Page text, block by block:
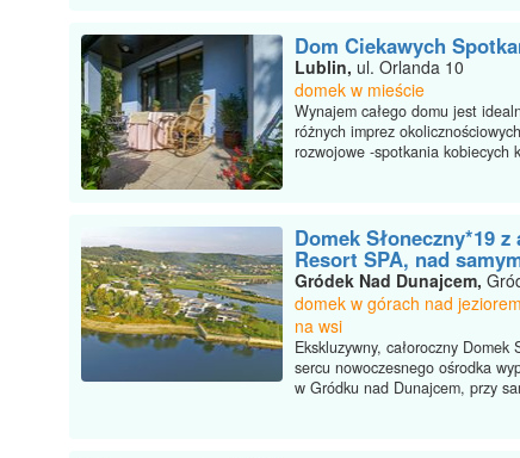
Dom Ciekawych
Lublin, ul. Orlanda 10
domek w mieście
Wynajem całego domu jest
różnych imprez
rozwojowe -spotkania kobiecych
Domek Słoneczny*19
Resort SPA, nad
Gródek Nad Dunajcem,
domek w górach nad
na wsi
Ekskluzywny, całoroczny
sercu nowoczesnego ośrodka
w Gródku nad Dunajcem, przy